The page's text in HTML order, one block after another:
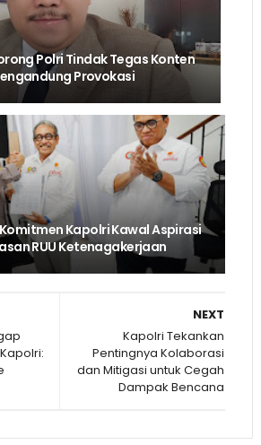
Polri Tindak Tegas Konten
Provokasi
Komitmen Kapolri Kawal Aspirasi
RUU Ketenagakerjaan
NEXT
Kapolri Tekankan
Pentingnya Kolaborasi
dan Mitigasi untuk Cegah
Dampak Bencana